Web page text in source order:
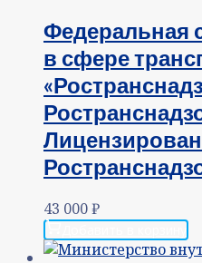
Федеральная
в сфере
43 000₽